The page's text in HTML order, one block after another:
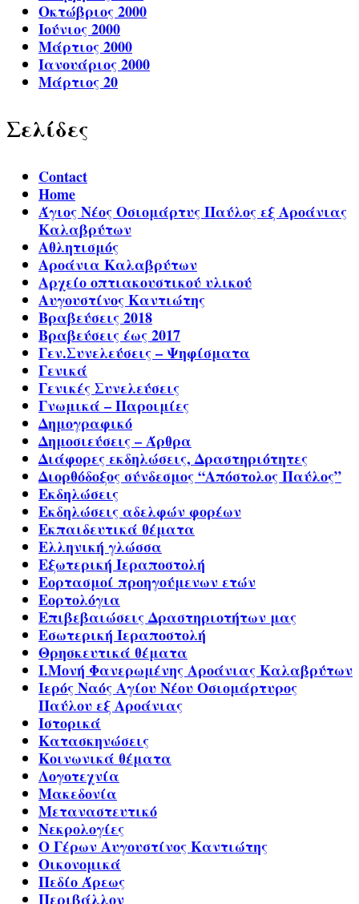
Οκτώβριος 2000
Ιούνιος 2000
Μάρτιος 2000
Ιανουάριος 2000
Μάρτιος 20
Σελίδες
Contact
Home
Άγιος Νέος Οσιομάρτυς Παύλος εξ Αροάνιας
Καλαβρύτων
Αθλητισμός
Αροάνια Καλαβρύτων
Αρχείο οπτιακουστικού υλικού
Αυγουστίνος Καντιώτης
Βραβεύσεις 2018
Βραβεύσεις έως 2017
Γεν.Συνελεύσεις – Ψηφίσματα
Γενικά
Γενικές Συνελεύσεις
Γνωμικά – Παροιμίες
Δημογραφικό
Δημοσιεύσεις – Άρθρα
Διάφορες εκδηλώσεις, Δραστηριότητες
Διορθόδοξος σύνδεσμος “Απόστολος Παύλος”
Εκδηλώσεις
Εκδηλώσεις αδελφών φορέων
Εκπαιδευτικά θέματα
Ελληνική γλώσσα
Εξωτερική Ιεραποστολή
Εορτασμοί προηγούμενων ετών
Εορτολόγια
Επιβεβαιώσεις Δραστηριοτήτων μας
Εσωτερική Ιεραποστολή
Θρησκευτικά θέματα
Ι.Μονή Φανερωμένης Αροάνιας Καλαβρύτων
Ιερός Ναός Αγίου Νέου Οσιομάρτυρος
Παύλου εξ Αροάνιας
Ιστορικά
Κατασκηνώσεις
Κοινωνικά θέματα
Λογοτεχνία
Μακεδονία
Μεταναστευτικό
Νεκρολογίες
Ο Γέρων Αυγουστίνος Καντιώτης
Οικονομικά
Πεδίο Άρεως
Περιβάλλον